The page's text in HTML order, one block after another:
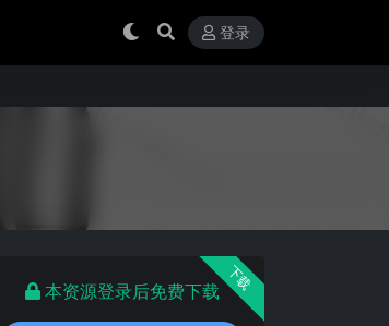
登录
下载
本资源登录后免费下载